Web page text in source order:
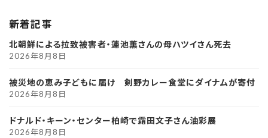
新着記事
北朝鮮による拉致被害者・蓮池薫さんの母ハツイさん死去
2026年8月8日
被災地の恵み子どもに届け 剣野カレー食堂にダイナムが寄付
2026年8月8日
ドナルド・キーン・センター柏崎で霜田文子さん油彩展
2026年8月8日